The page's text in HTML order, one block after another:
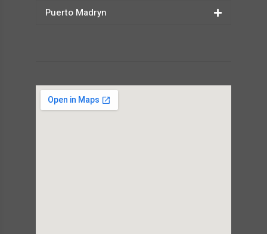
Puerto Madryn